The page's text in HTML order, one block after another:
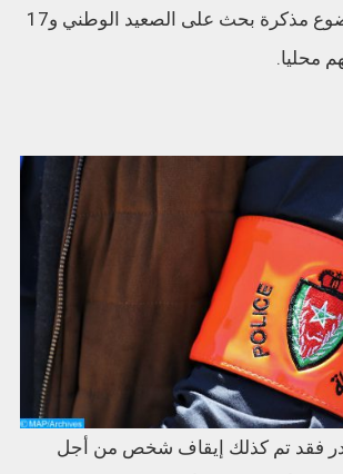
منهم يشكلون موضوع مذكرة بحث على الصعيد الوطني و17
محليا.
فقد تم كذلك إيقاف شخص من أجل